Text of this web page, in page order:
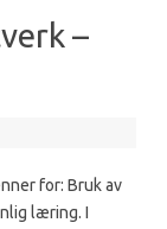
–
for: Bruk av
læring. I